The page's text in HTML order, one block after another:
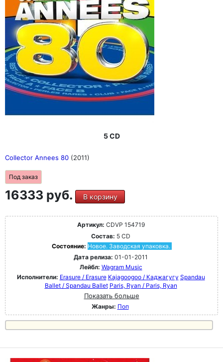
5 CD
Collector Annees 80 (2011)
Под заказ
16333 руб. В корзину
Артикул: CDVP 154719
Состав: 5 CD
Состояние: Новое. Заводская упаковка.
Дата релиза: 01-01-2011
Лейбл: Wagram Music
Исполнители: Erasure / Erasure Kajagoogoo / Каджагугу Spandau
Ballet / Spandau Ballet Paris, Ryan / Paris, Ryan
Показать больше
Жанры: Поп